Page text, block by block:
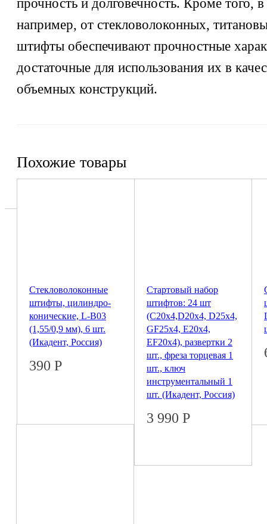
прочность и долговечность. Кроме того,
например, от стекловолоконных,
штифты обеспечивают прочностные
достаточные для использования их в
объемных конструкций.
Похожие товары
Стекловолоконные
штифты, цилиндро-
конические, L-B03
(1,55/0,9 мм), 6 шт.
(Икадент, Россия)
390 Р
Стартовый набор
штифтов: 24 шт
(С20х4,D20х4, D25х4,
GF25х4, Е20х4,
EF20х4), развертки 2
шт., фреза торцевая 1
шт., ключ
инструментальный 1
шт. (Икадент, Россия)
3 990 Р